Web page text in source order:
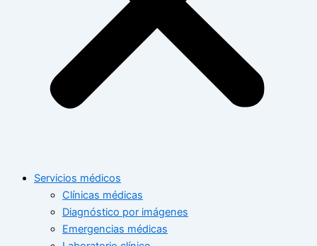
Servicios médicos
Clínicas médicas
Diagnóstico por imágenes
Emergencias médicas